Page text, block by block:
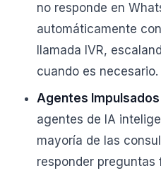
no responde en
automáticamente
llamada IVR,
cuando es necesario.
Agentes Impulsados
agentes de IA
mayoría de las
responder